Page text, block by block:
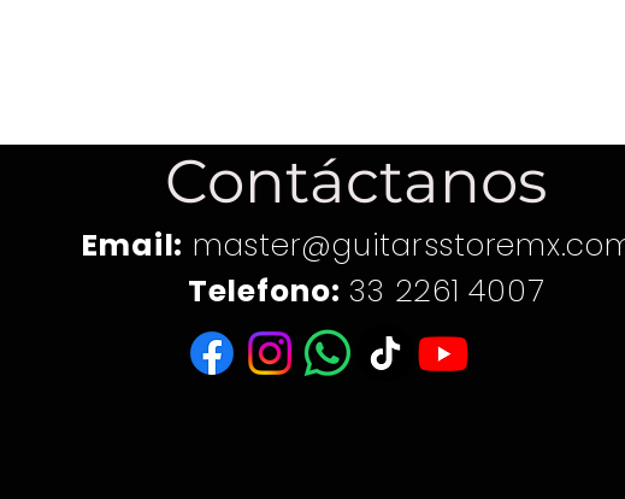
Contáctanos
Email:
Telefono: 33 2261 4007